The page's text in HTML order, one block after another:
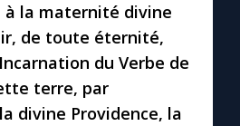
la maternité divine
de toute éternité,
du Verbe de
terre, par
divine Providence, la